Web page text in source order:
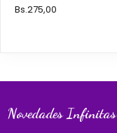
Bs.275,00
Novedades Infinitas